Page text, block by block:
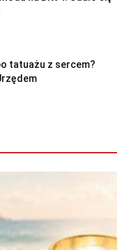
tatuażu z sercem?